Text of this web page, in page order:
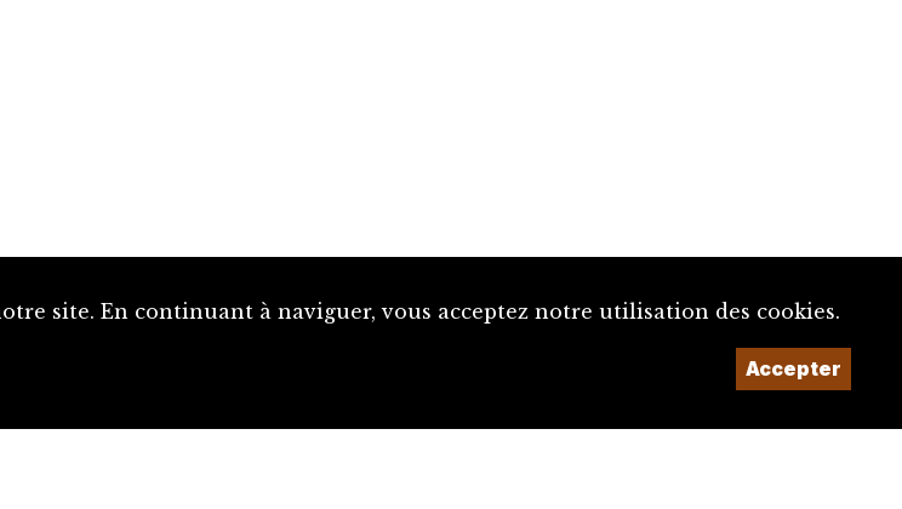
site. En continuant à naviguer, vous acceptez notre utilisation des cookies.
Accepter